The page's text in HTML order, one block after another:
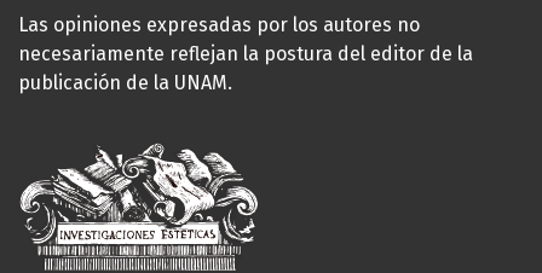
Las opiniones expresadas por los autores no
necesariamente reflejan la postura del editor de la
publicación de la UNAM.